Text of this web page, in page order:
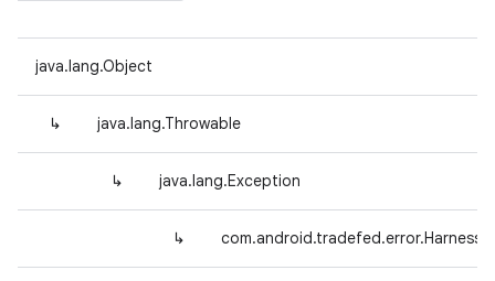
java.lang.Object
↳ java.lang.Throwable
↳ java.lang.Exception
↳